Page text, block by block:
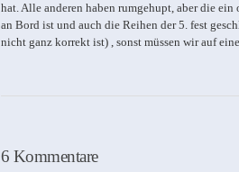
hat. Alle anderen haben rumgehupt, aber die
an Bord ist und auch die Reihen der 5. fest
nicht ganz korrekt ist) , sonst müssen wir auf
6 Kommentare